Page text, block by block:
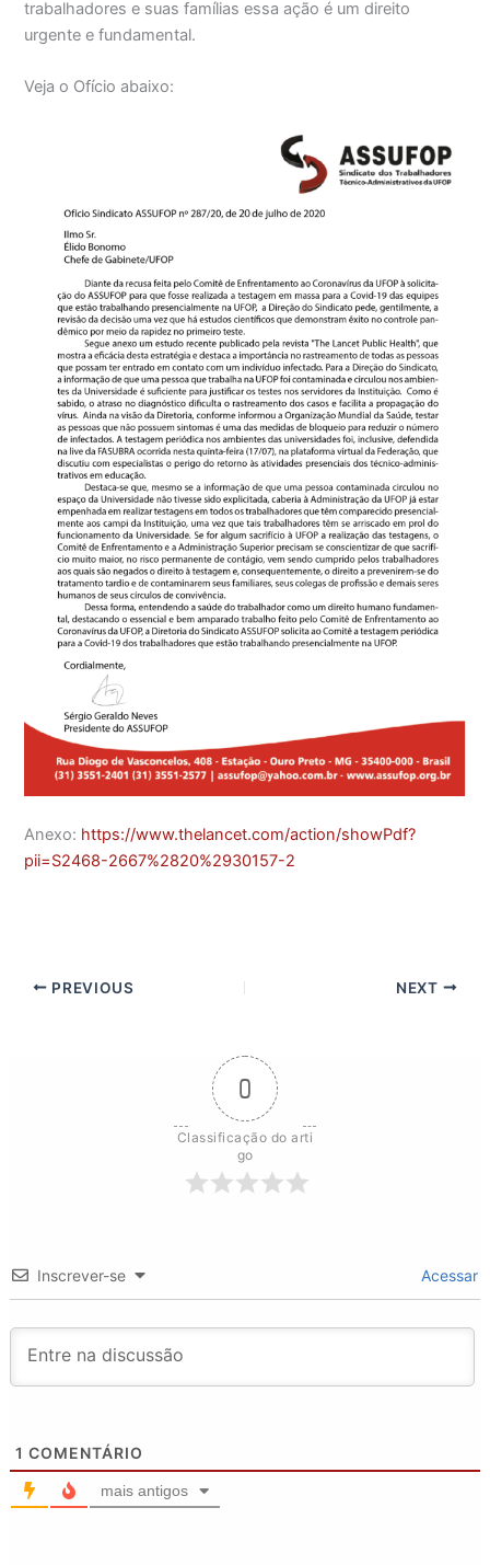
trabalhadores e suas famílias essa ação é um direito
urgente e fundamental.
Veja o Ofício abaixo:
Anexo: https://www.thelancet.com/action/showPdf?
pii=S2468-2667%2820%2930157-2
PREVIOUS NEXT
0
Classificação do arti
go
Inscrever-se Acessar
1 COMENTÁRIO
mais antigos